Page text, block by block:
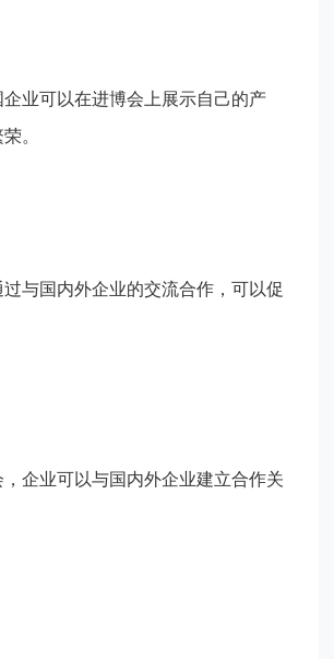
业可以在进博会上展示自己的产
。
与国内外企业的交流合作，可以促
企业可以与国内外企业建立合作关